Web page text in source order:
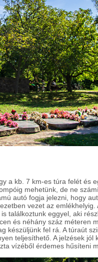
a kb. 7 km-es túra felét és
mehetünk, de ne
autó fogja jelezni, hogy
vezet az emlékhelyig.
találkoztunk eggyel, aki
és néhány száz méteren
készüljünk fel rá. A túraút
teljesíthető. A jelzések jól
vízéből érdemes hűsíteni